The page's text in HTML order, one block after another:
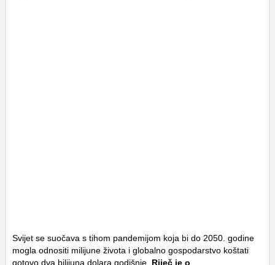
Svijet se suočava s tihom pandemijom koja bi do 2050. godine
mogla odnositi milijune života i globalno gospodarstvo koštati
gotovo dva bilijuna dolara godišnje. Riječ je o